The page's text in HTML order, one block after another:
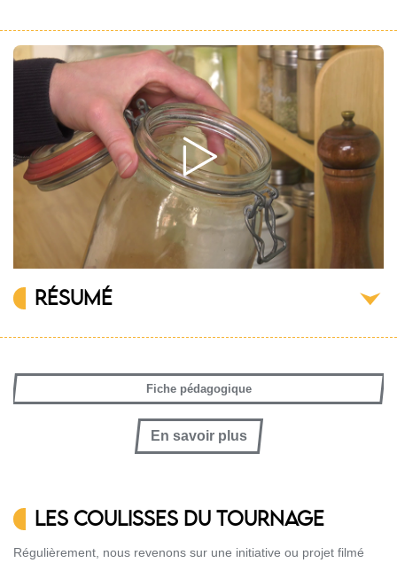
RÉSUMÉ
Fiche pédagogique
En savoir plus
LES COULISSES DU TOURNAGE
Régulièrement, nous revenons sur une initiative ou projet filmé